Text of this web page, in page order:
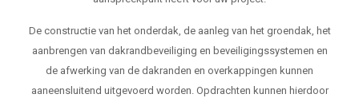
De constructie van het onderdak, de aanleg van het groendak, het
aanbrengen van dakrandbeveiliging en beveiligingssystemen en
de afwerking van de dakranden en overkappingen kunnen
aaneensluitend uitgevoerd worden. Opdrachten kunnen hierdoor